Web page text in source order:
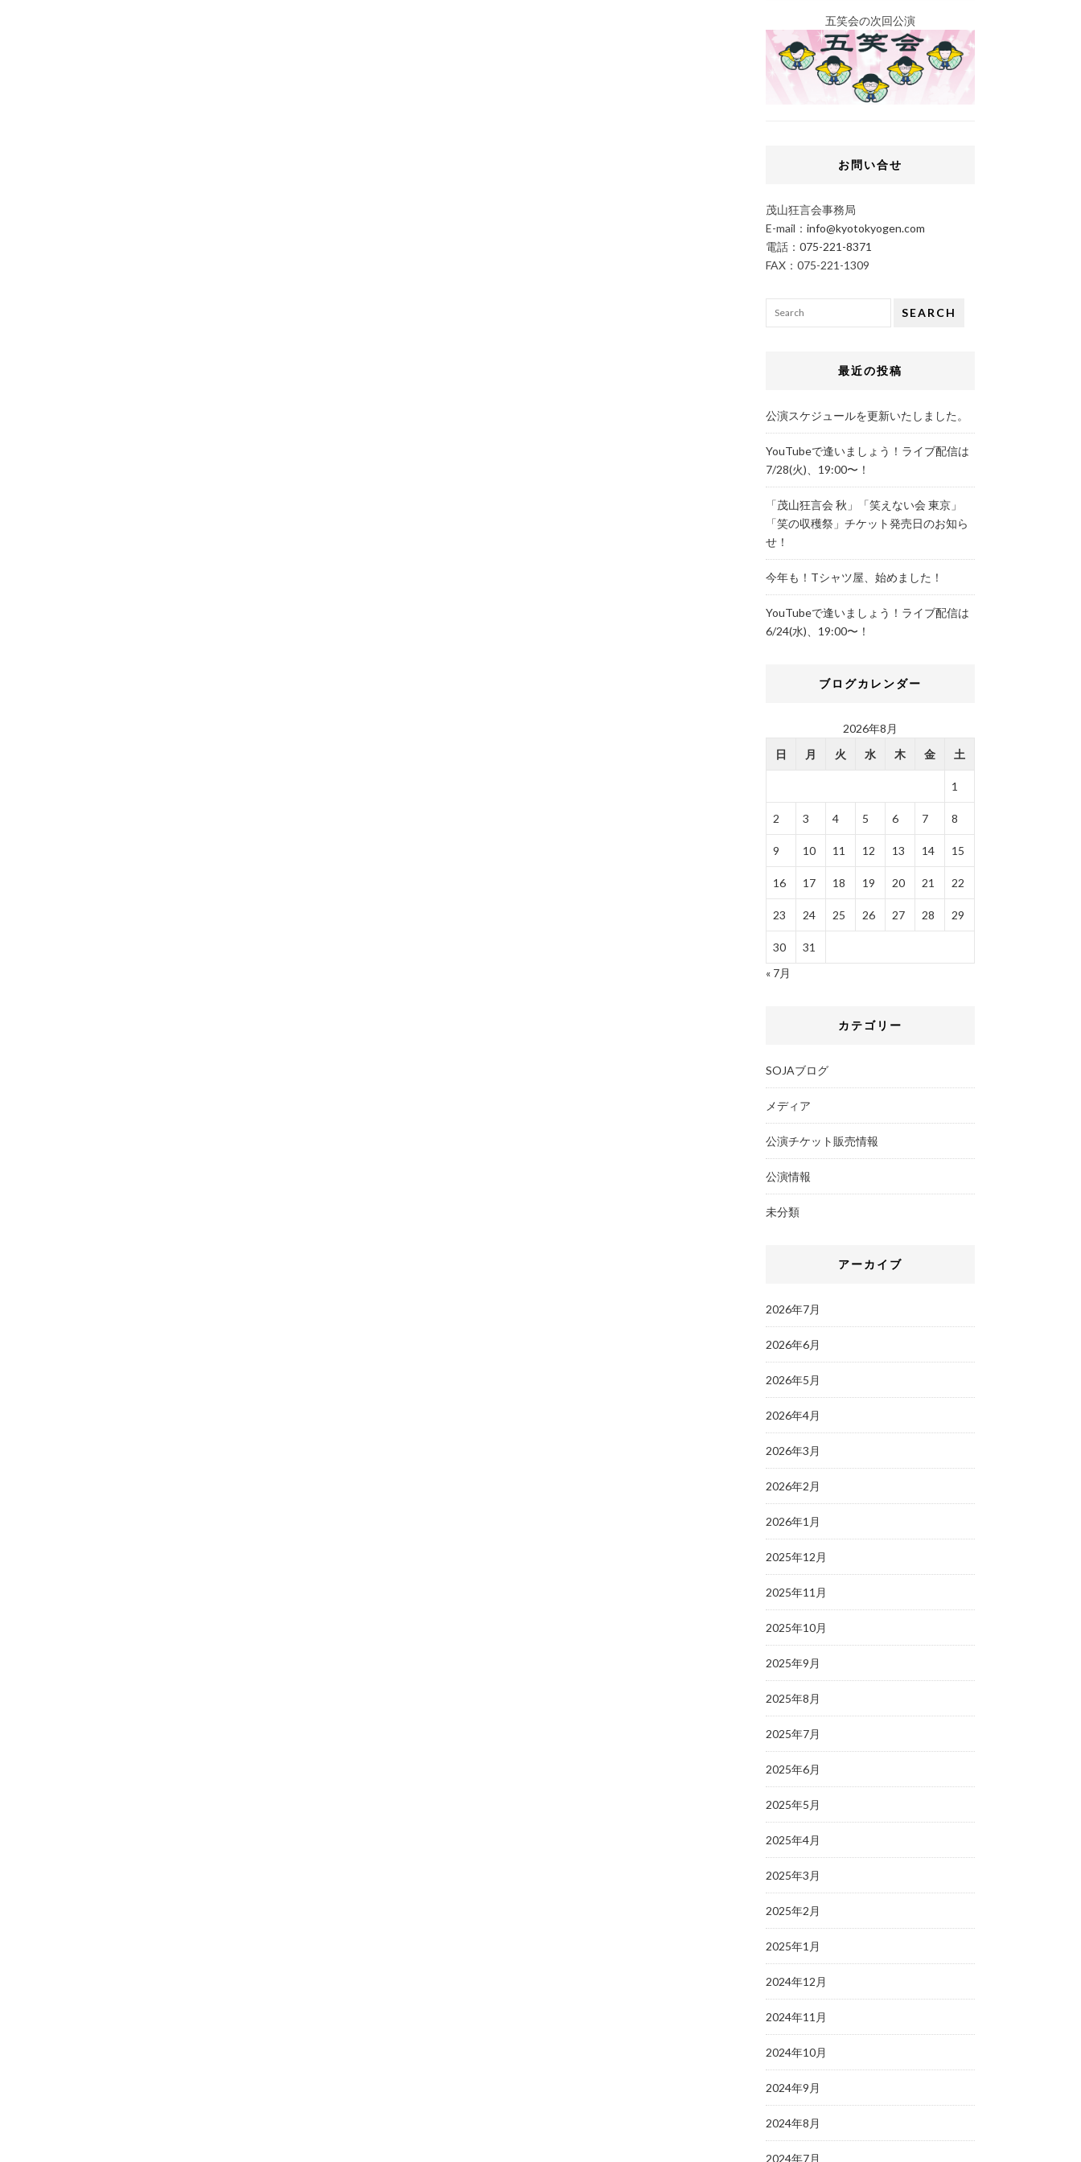
五笑会の次回公演
お問い合せ
茂山狂言会事務局
E-mail： info@kyotokyogen.com
電話： 075-221-8371
FAX：075-221-1309
SEARCH
最近の投稿
公演スケジュールを更新いたしました。
YouTubeで逢いましょう！ライブ配信は
7/28(火)、19:00〜！
「茂山狂言会 秋」「笑えない会 東京」
「笑の収穫祭」チケット発売日のお知ら
せ！
今年も！Tシャツ屋、始めました！
YouTubeで逢いましょう！ライブ配信は
6/24(水)、19:00〜！
ブログカレンダー
2026年8月
日
月 火 水 木 金 土
1
2 3 4 5 6 7 8
9 10 11 12 13 14 15
16 17 18 19 20 21 22
23 24 25 26 27 28 29
30
31
« 7月
カテゴリー
SOJAブログ
メディア
公演チケット販売情報
公演情報
未分類
アーカイブ
2026年7月
2026年6月
2026年5月
2026年4月
2026年3月
2026年2月
2026年1月
2025年12月
2025年11月
2025年10月
2025年9月
2025年8月
2025年7月
2025年6月
2025年5月
2025年4月
2025年3月
2025年2月
2025年1月
2024年12月
2024年11月
2024年10月
2024年9月
2024年8月
2024年7月